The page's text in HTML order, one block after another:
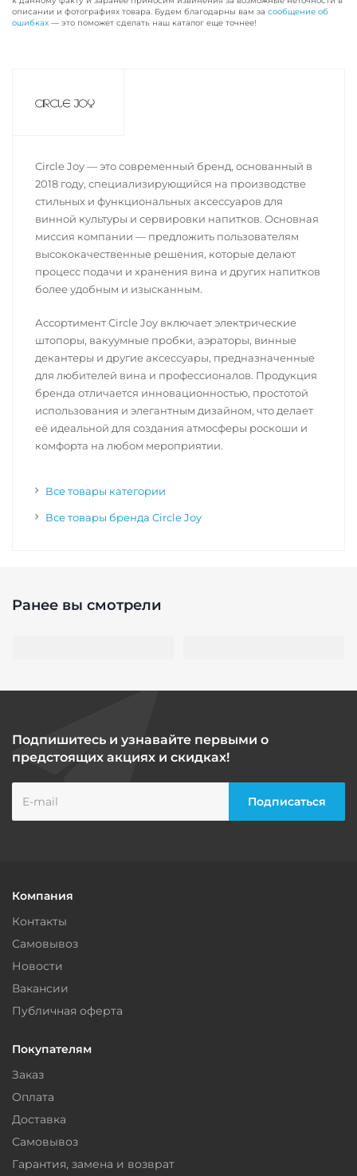
описании и фотографиях товара. Будем благодарны вам за сообщение об
ошибках — это поможет сделать наш каталог еще точнее!
Circle Joy — это современный бренд, основанный в
2018 году, специализирующийся на производстве
стильных и функциональных аксессуаров для
винной культуры и сервировки напитков. Основная
миссия компании — предложить пользователям
высококачественные решения, которые делают
процесс подачи и хранения вина и других напитков
более удобным и изысканным.
Ассортимент Circle Joy включает электрические
штопоры, вакуумные пробки, аэраторы, винные
декантеры и другие аксессуары, предназначенные
для любителей вина и профессионалов. Продукция
бренда отличается инновационностью, простотой
использования и элегантным дизайном, что делает
её идеальной для создания атмосферы роскоши и
комфорта на любом мероприятии.
Все товары категории
Все товары бренда Circle Joy
Ранее вы смотрели
Подпишитесь и узнавайте первыми о
предстоящих акциях и скидках!
Компания
Контакты
Самовывоз
Новости
Вакансии
Публичная оферта
Покупателям
Заказ
Оплата
Доставка
Самовывоз
Гарантия, замена и возврат